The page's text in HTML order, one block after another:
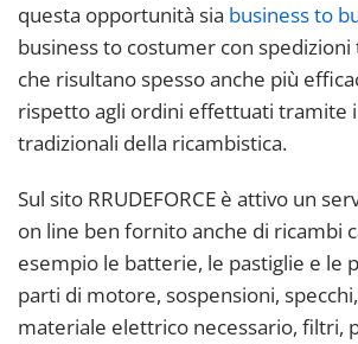
questa opportunità sia business to
business to costumer con
che risultano spesso anche più
rispetto agli ordini effettuati tramite i
tradizionali della ricambistica.
Sul sito RRUDEFORCE è attivo un
on line ben fornito anche di ricambi
esempio le batterie, le pastiglie e le
parti di motore, sospensioni,
materiale elettrico necessario, filtri,